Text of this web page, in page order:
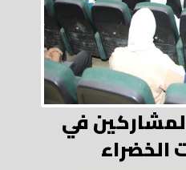
في
الخضراء